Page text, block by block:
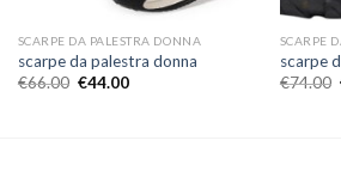
SCARPE DA PALESTRA DONNA
scarpe da palestra donna
€66.00 €44.00
SCARPE
scarpe
€74.00